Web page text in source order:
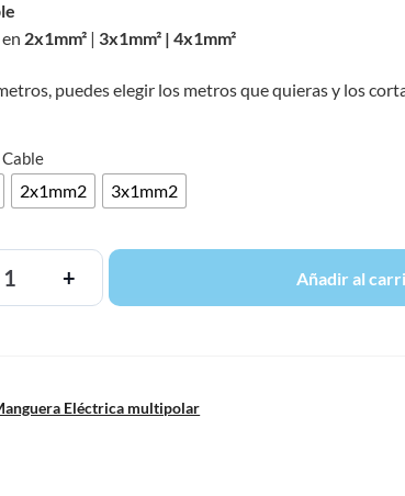
2x1mm² | 3x1mm² | 4x1mm²
puedes elegir los metros que quieras y los
2x1mm2 3x1mm2
+ Añadir al
Eléctrica multipolar